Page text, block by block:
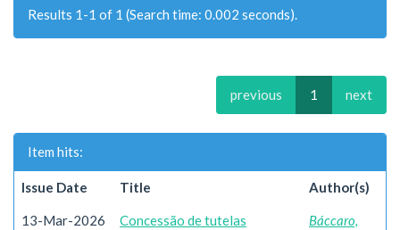
Results 1-1 of 1 (Search time: 0.002 seconds).
previous 1 next
Item hits:
Issue Date Title Author(s)
13-Mar-2026
Concessão de tutelas
Báccaro,